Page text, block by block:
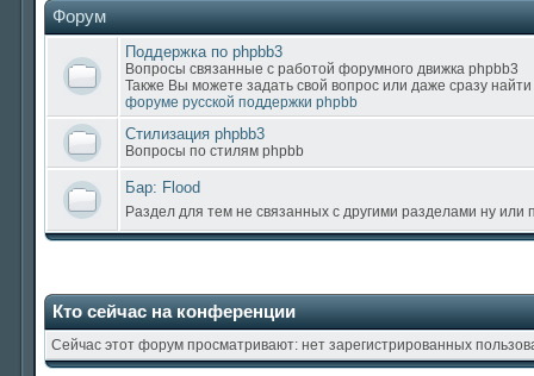
Форум
Поддержка по phpbb3
Вопросы связанные с работой форумного движка phpbb3
Также Вы можете задать свой вопрос или даже сразу
форуме русской поддержки phpbb
Стилизация phpbb3
Вопросы по стилям phpbb
Бар: Flood
Раздел для тем не связанных с другими разделами ну или
Кто сейчас на конференции
Сейчас этот форум просматривают: нет зарегистрированных